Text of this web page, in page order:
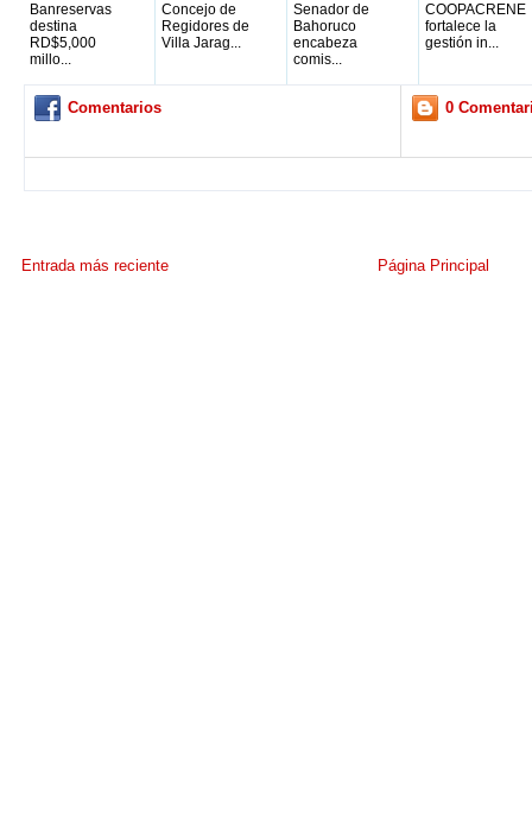
Banreservas
destina
RD$5,000
millo...
Concejo de
Regidores de
Villa Jarag...
Senador de
Bahoruco
encabeza
comis...
COOPACRENE
fortalece la
gestión in...
Comentarios 0
Entrada más reciente Página Principal